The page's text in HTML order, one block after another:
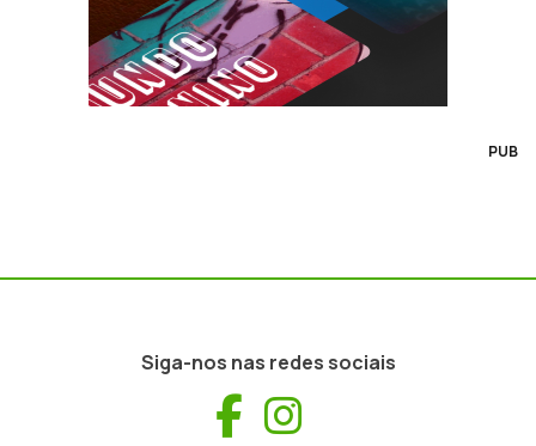
PUB
Siga-nos nas redes sociais
Facebook